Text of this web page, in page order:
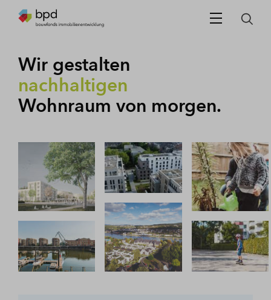
Wir gestalten
lebendigen
Wohnraum von morgen.